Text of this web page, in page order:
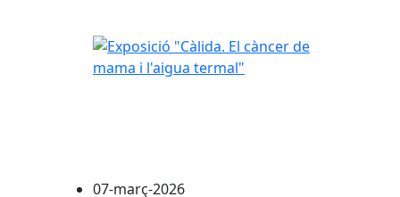
07-març-2026